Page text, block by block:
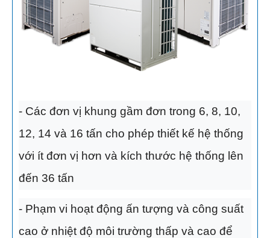
- Các đơn vị khung gầm đơn trong 6, 8, 10,
12, 14 và 16 tấn cho phép thiết kế hệ thống
với ít đơn vị hơn và kích thước hệ thống lên
đến 36 tấn
- Phạm vi hoạt động ấn tượng và công suất
cao ở nhiệt độ môi trường thấp và cao để